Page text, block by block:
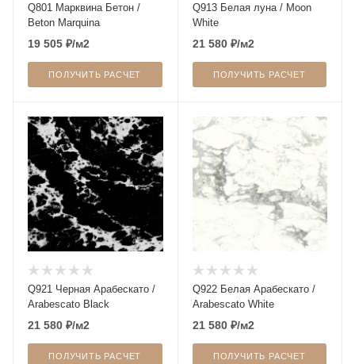
Q801 Марквина Бетон /
Beton Marquina
19 505 ₽/м2
ПОЛУЧИТЬ РАСЧЕТ
Q913 Белая луна / Moon
White
21 580₽/м2
ПОЛУЧИТЬ РАСЧЕТ
Q921 Черная Арабескато /
Arabescato Black
21 580 ₽/м2
ПОЛУЧИТЬ РАСЧЕТ
Q922 Белая Арабескато /
Arabescato White
21 580₽/м2
ПОЛУЧИТЬ РАСЧЕТ